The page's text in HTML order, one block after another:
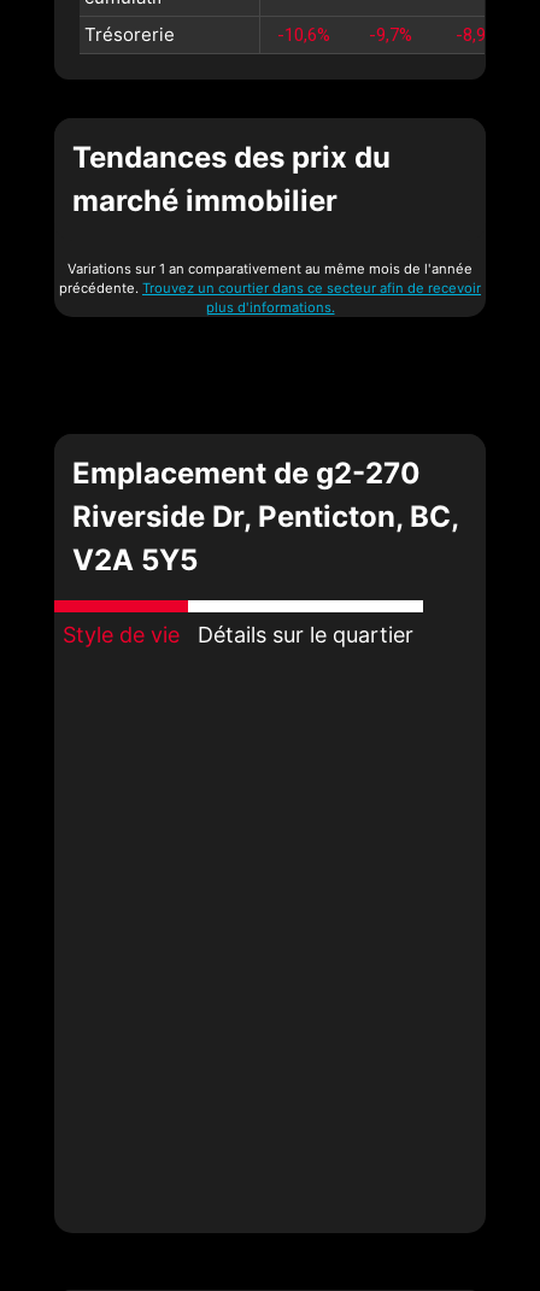
Trésorerie
-10,6% -9,7% -8,9%
Tendances des prix du
marché immobilier
Variations sur 1 an comparativement au même mois de l'année
précédente. Trouvez un courtier dans ce secteur afin de recevoir
plus d'informations.
Emplacement de g2-270
Riverside Dr, Penticton, BC,
V2A 5Y5
Style de vie Détails sur le quartier